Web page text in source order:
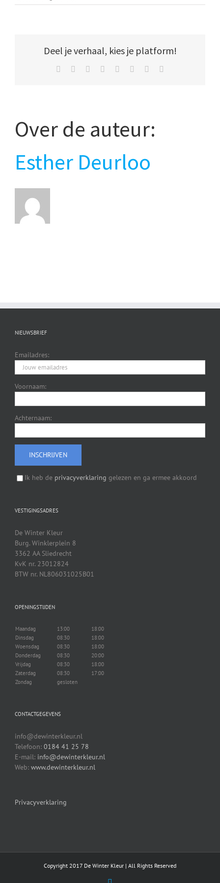
shutters
maat
gemaakt
Deel je verhaal, kies je platform!
Facebook
TwitterReddit LinkedIn
TumblrPinterest
Over de auteur:
Esther Deurloo
NIEUWSBRIEF
Emailadres:
Voornaam:
Achternaam:
Ik heb de privacyverklaring gelezen en ga ermee akkoord
VESTIGINGSADRES
De Winter Kleur
Burg. Winklerplein 8
3362 AA Sliedrecht
KvK nr. 23012824
BTW nr. NL806031025B01
OPENINGSTIJDEN
Maandag 13:00
18:00
Dinsdag
08:30
18:00
Woensdag
08:30
18:00
Donderdag
08:30
20:00
Vrijdag
08:30
18:00
Zaterdag
08:30
17:00
Zondag
gesloten
CONTACTGEGEVENS
info@dewinterkleur.nl
Telefoon: 0184 41 25 78
E-mail: info@dewinterkleur.nl
Web: www.dewinterkleur.nl
Privacyverklaring
Copyright 2017 De Winter Kleur | All Rights Reserved